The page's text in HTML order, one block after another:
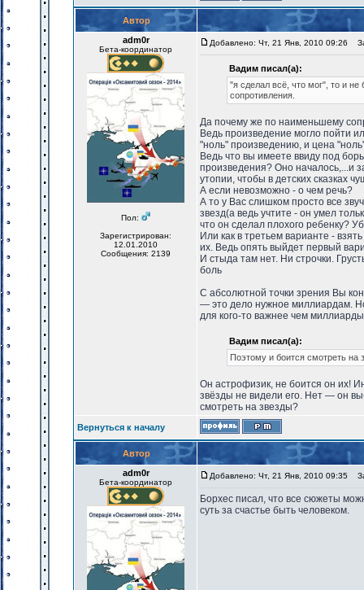
Автор
adm0r
Бета-координатор
Пол:
Зарегистрирован:
12.01.2010
Сообщения: 2139
Добавлено: Чт, 21 Янв, 2010 09:26
Вадим писал(а):
"я сделал всё, что мог", то и
сопротивления.
Да почему же по наименьшему
Ведь произведение могло пойти
"ноль" произведению, и цена
Ведь что вы имеете ввиду под
произведения? Оно началось,...и
утопии, чтобы в детских сказках
А если невозможно - о чем речь?
А то у Вас слишком просто все
звезд(а ведь учтите - он умел
что он сделал плохого ребенку?
Или как в третьем варианте -
их. Ведь опять выйдет первый
И стыда там нет. Ни строчки.
боль
С абсолютной точки зрения Вы
— это дело нужное миллиардам. Но
для кого-то важнее чем
Вадим писал(а):
Поэтому и боится смотреть на
Он астрофизик, не боится он их!
звёзды не видели его. Нет — он
смотреть на звезды?
Вернуться к началу
Автор
adm0r
Бета-координатор
Добавлено: Чт, 21 Янв, 2010 09:35
Борхес писал, что все сюжеты
суть за счастье быть человеком.